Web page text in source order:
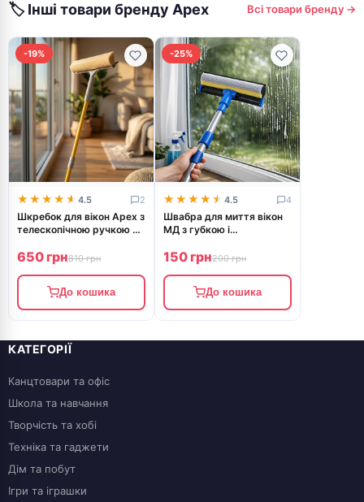
🏷 Інші товари бренду Apex Всі товари бренду →
-19%
★★★★★
★★★★★ 4.5 2
Шкребок для вікон Apex з
телескопічною ручкою 25
650 грн810 грн
До кошика
-25%
★★★★★
★★★★★ 4.5 4
Швабра для миття вікон
МД з губкою і
х 45 см 70см AH08170
150 грн200 грн
До кошика
КАТЕГОРІЇ
Канцтовари та офіс
Школа та навчання
Творчість та хобі
Техніка та гаджети
Дім та побут
Ігри та іграшки